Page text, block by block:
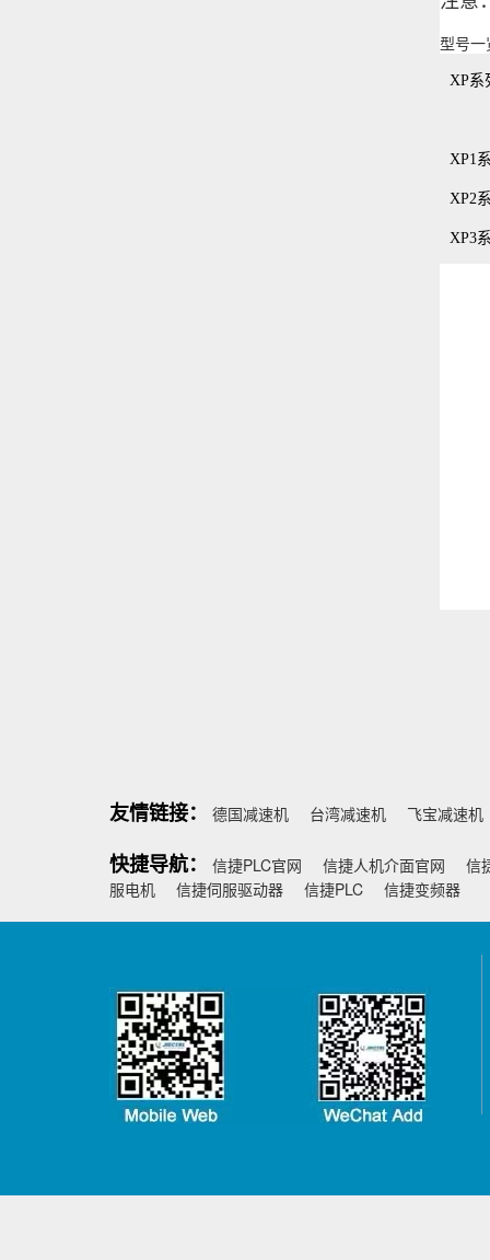
型号一
XP系
XP1
XP2
XP3
友情链接： 德国减速机 台湾减速机 飞宝减速机
快捷导航： 信捷PLC官网 信捷人机介面官网
信
服电机
信捷伺服驱动器 信捷PLC 信捷变频器